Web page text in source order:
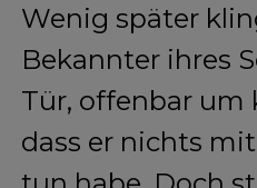
Wenig später
Bekannter ihres
Tür, offenbar um
dass er nichts